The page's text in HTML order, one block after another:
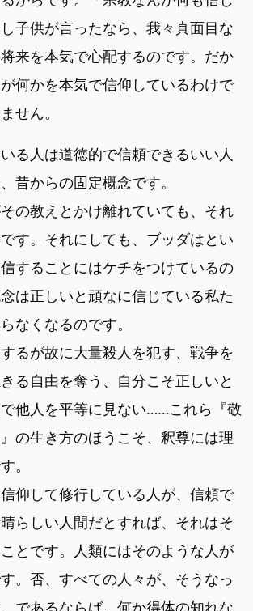
子供が言ったなら、我々真面目な
来を本気で心配するのです。だか
何かを本気で信仰しているわけで
せん。
いる人は道徳的で信頼できるいい人
昔からの固定概念です。
の教えとかけ離れていても、それ
す。それにしても、ブッダはとい
することにはケチをつけているの
は正しいと頑なに信じている私た
なくなるのです。
るが故に大量殺人を犯す、戦争を
る自由を奪う、自分こそ正しいと
他人を平等に見ない……これら『敬
の生き方のほうこそ、釈尊には理
。
仰して修行している人が、信頼で
らしい人間だとすれば、それはそ
とです。人類にはそのような人が
。否、すべての人々が、そうなっ
であるならば、何か得体の知れな